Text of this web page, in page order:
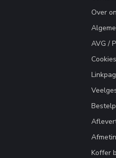
Over
AVG /
Cookies
Koffer